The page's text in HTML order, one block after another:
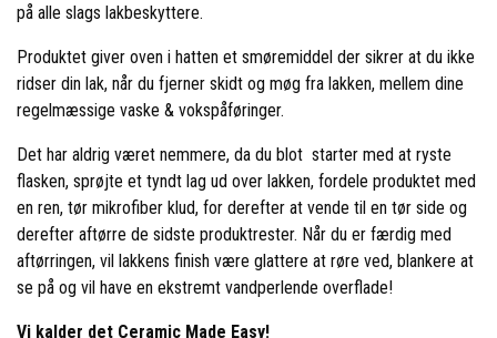
på alle slags lakbeskyttere.
Produktet giver oven i hatten et smøremiddel der sikrer at du ikke
ridser din lak, når du fjerner skidt og møg fra lakken, mellem dine
regelmæssige vaske & vokspåføringer.
Det har aldrig været nemmere, da du blot starter med at ryste
flasken, sprøjte et tyndt lag ud over lakken, fordele produktet med
en ren, tør mikrofiber klud, for derefter at vende til en tør side og
derefter aftørre de sidste produktrester. Når du er færdig med
aftørringen, vil lakkens finish være glattere at røre ved, blankere at
se på og vil have en ekstremt vandperlende overflade!
Vi kalder det Ceramic Made Easy!